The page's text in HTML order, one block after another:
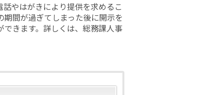
やはがきにより提供を求めるこ
間が過ぎてしまった後に開示を
きます。詳しくは、総務課人事